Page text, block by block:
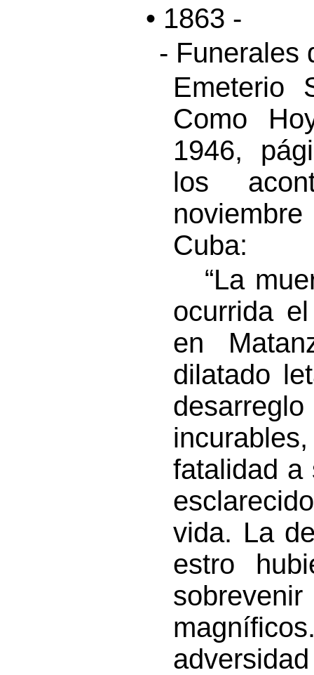
• 1863 -
- Funerales
Emeterio
Como
1946,
los
Cuba:
“La
ocurrida
en
dilatado
fatalidad a
vida. La
estro